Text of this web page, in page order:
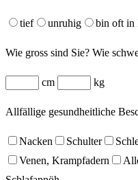
tief unruhig bin oft in
Wie gross sind Sie? Wie
cm kg
Allfällige gesundheitliche
Nacken Schulter
Venen, Krampfadern